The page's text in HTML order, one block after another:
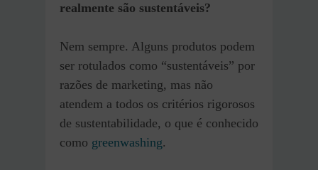
realmente são sustentáveis?
Nem sempre. Alguns produtos podem
ser rotulados como “sustentáveis” por
razões de marketing, mas não
atendem a todos os critérios rigorosos
de sustentabilidade, o que é conhecido
como greenwashing.